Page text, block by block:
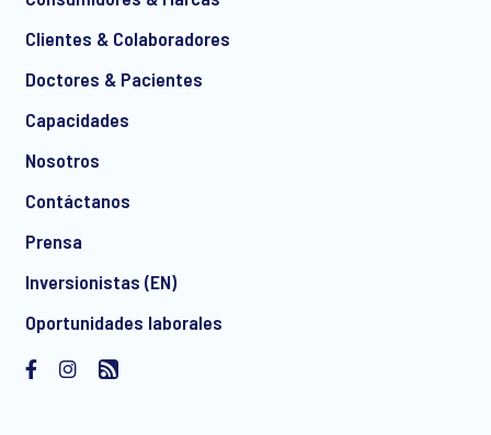
communication about products and services including
invitations to free events and articles from Ipsos. You may
withdraw your consent at any time with effect for the future.
Clientes & Colaboradores
Doctores & Pacientes
Capacidades
Nosotros
Contáctanos
Prensa
Inversionistas (EN)
Oportunidades laborales